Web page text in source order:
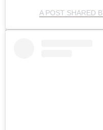
A POST SHARED